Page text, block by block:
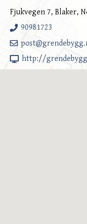
Fjukvegen 7, Blaker,
90981723
http://